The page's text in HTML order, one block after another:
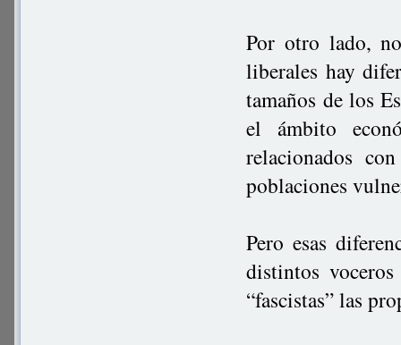
Por otro lado,
liberales hay
tamaños de los
el ámbito
relacionados
poblaciones
Pero esas
distintos
“fascistas” las